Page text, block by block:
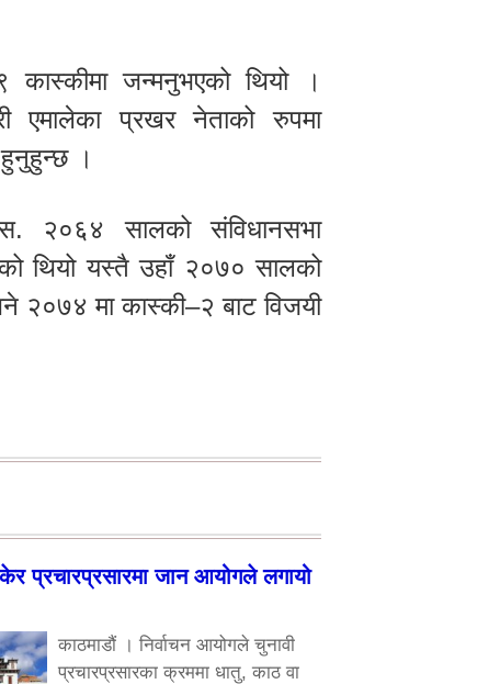
जन्मनुभएको थियो ।
एमालेका प्रखर नेताको रुपमा
।
२०६४ सालको संविधानसभा
थियो यस्तै उहाँ २०७० सालको
भने २०७४ मा कास्की–२ बाट विजयी
प्रचारप्रसारमा जान आयोगले लगायो
काठमाडौं । निर्वाचन आयोगले चुनावी
प्रचारप्रसारका क्रममा धातु, काठ वा